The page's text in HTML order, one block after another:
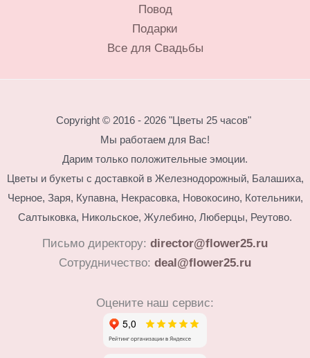
Повод
Подарки
Все для Свадьбы
Copyright © 2016 - 2026 "Цветы 25 часов"
Мы работаем для Вас!
Дарим только положительные эмоции.
Цветы и букеты с доставкой в Железнодорожный, Балашиха,
Черное, Заря, Купавна, Некрасовка, Новокосино, Котельники,
Салтыковка, Никольское, Жулебино, Люберцы, Реутово.
Письмо директору: director@flower25.ru
Сотрудничество: deal@flower25.ru
Оцените наш сервис: